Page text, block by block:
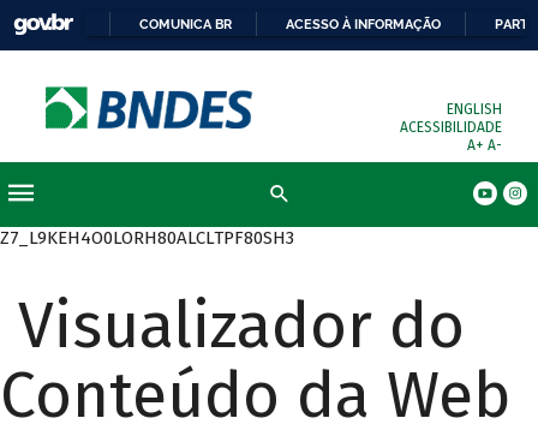
COMUNICA BR ACESSO À INFORMAÇÃO
ENGLISH
ACESSIBILIDADE
A+ A-
Z7_L9KEH4O0LORH80ALCLTPF80SH3
Visualizador do
Conteúdo da Web